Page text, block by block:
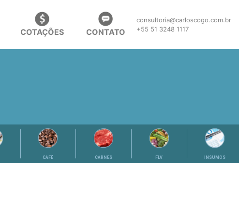
COTAÇÕES CONTATO
consultoria@carloscogo.com.br
+55 51 3248 1117
CAFÉ CARNES FLV INSUMOS